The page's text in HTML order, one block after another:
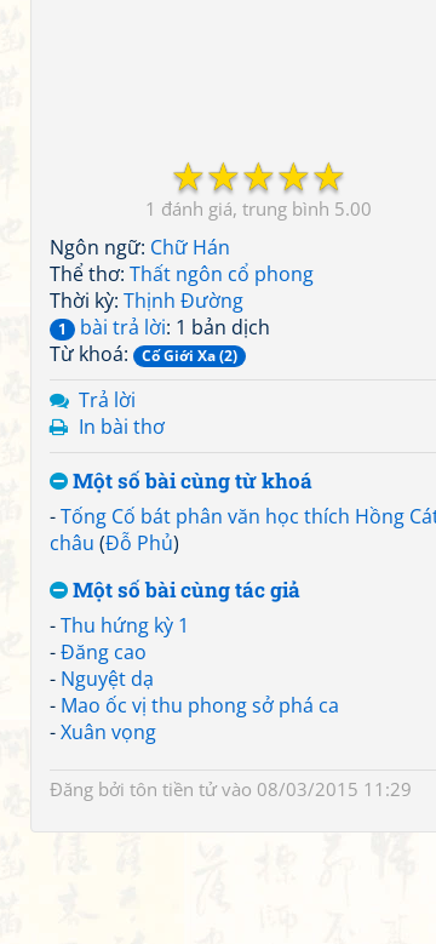
☆
☆
☆
☆
☆
1 5.00
Ngôn ngữ: Chữ Hán
Thể thơ: Thất ngôn cổ phong
Thời kỳ: Thịnh Đường
1 bài trả lời: 1 bản dịch
Từ khoá:
Cố Giới Xa (2)
Trả lời
In bài thơ
Một số bài cùng từ khoá
-Tống Cố bát phân văn học thích Hồng
châu (Đỗ Phủ)
Một số bài cùng tác giả
-Thu hứng kỳ 1
-Đăng cao
- Nguyệt dạ
- Mao ốc vị thu phong sở phá ca
-Xuân vọng
Đăng bởi tôn tiền tửvào 08/03/2015 11:29